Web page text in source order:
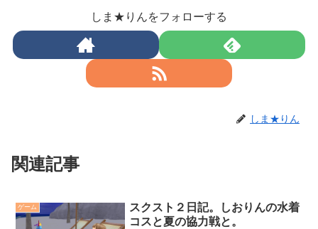
しま★りんをフォローする
しま★りん
関連記事
ゲーム
スクスト２日記。しおりんの水着
コスと夏の協力戦と。